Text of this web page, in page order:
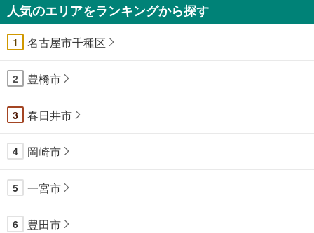
人気のエリアをランキングから探す
1 名古屋市千種区
2 豊橋市
3 春日井市
4 岡崎市
5 一宮市
6 豊田市